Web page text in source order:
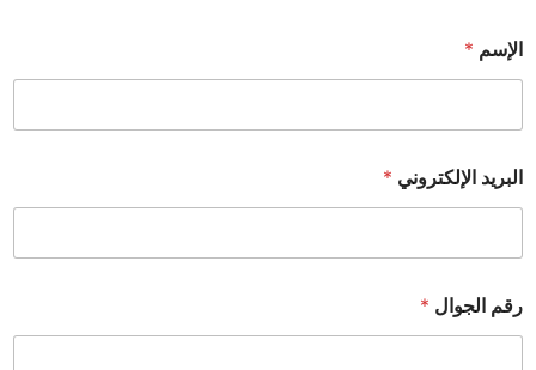
الإسم *
البريد الإلكتروني *
رقم الجوال *